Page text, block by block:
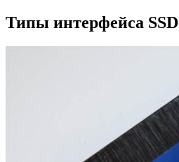
Типы интерфейса SSD